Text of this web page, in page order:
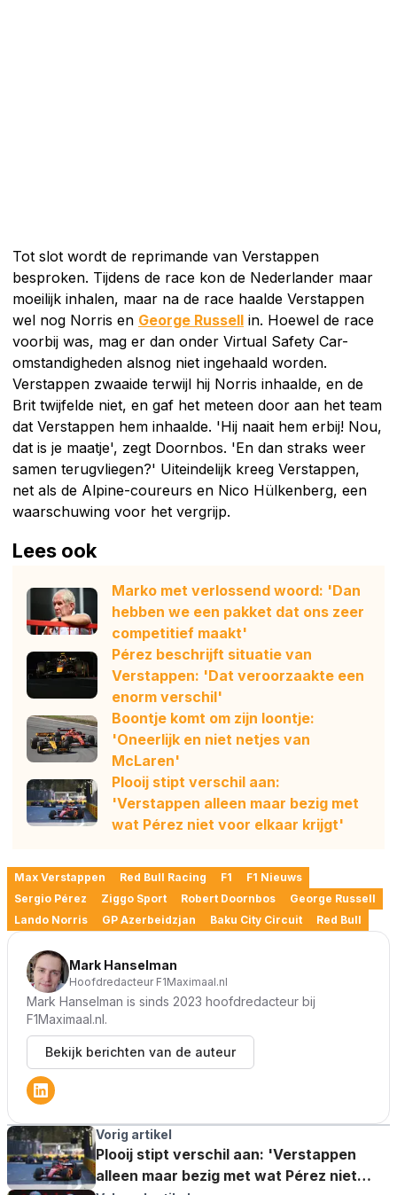
Tot slot wordt de reprimande van Verstappen
besproken. Tijdens de race kon de Nederlander maar
moeilijk inhalen, maar na de race haalde Verstappen
wel nog Norris en George Russell in. Hoewel de race
voorbij was, mag er dan onder Virtual Safety Car-
omstandigheden alsnog niet ingehaald worden.
Verstappen zwaaide terwijl hij Norris inhaalde, en de
Brit twijfelde niet, en gaf het meteen door aan het team
dat Verstappen hem inhaalde. 'Hij naait hem erbij! Nou,
dat is je maatje', zegt Doornbos. 'En dan straks weer
samen terugvliegen?' Uiteindelijk kreeg Verstappen,
net als de Alpine-coureurs en Nico Hülkenberg, een
waarschuwing voor het vergrijp.
Lees ook
Marko met verlossend woord: 'Dan
hebben we een pakket dat ons zeer
competitief maakt'
Pérez beschrijft situatie van
Verstappen: 'Dat veroorzaakte een
enorm verschil'
Boontje komt om zijn loontje:
'Oneerlijk en niet netjes van
McLaren'
Plooij stipt verschil aan:
'Verstappen alleen maar bezig met
wat Pérez niet voor elkaar krijgt'
Max Verstappen Red Bull Racing F1
F1 Nieuws
Sergio Pérez
Ziggo Sport Robert Doornbos
George Russell
Lando Norris
GP Azerbeidzjan Baku City Circuit Red Bull
Mark Hanselman
Hoofdredacteur F1Maximaal.nl
Mark Hanselman is sinds 2023 hoofdredacteur bij
F1Maximaal.nl.
Bekijk berichten van de auteur
Vorig artikel
Plooij stipt verschil aan: 'Verstappen
alleen maar bezig met wat Pérez niet